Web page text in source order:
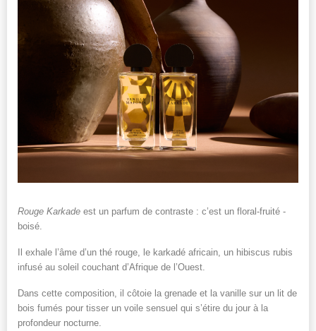
Rouge Karkade est un parfum de contraste : c’est un floral-fruité -
boisé.
Il exhale l’âme d’un thé rouge, le karkadé africain, un hibiscus rubis
infusé au soleil couchant d’Afrique de l’Ouest.
Dans cette composition, il côtoie la grenade et la vanille sur un lit de
bois fumés pour tisser un voile sensuel qui s’étire du jour à la
profondeur nocturne.